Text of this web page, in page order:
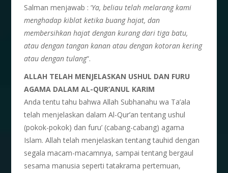
Salman menjawab : ‘Ya, beliau telah melarang kami
menghadap kiblat ketika buang hajat, dan
membersihkan hajat dengan kurang dari tiga batu,
atau dengan tangan kanan atau dengan kotoran kering
atau dengan tulang“.
ALLAH TELAH MENJELASKAN USHUL DAN FURU
AGAMA DALAM AL-QUR’ANUL KARIM
Anda tentu tahu bahwa Allah Subhanahu wa Ta’ala
telah menjelaskan dalam Al-Qur’an tentang ushul
(pokok-pokok) dan furu’ (cabang-cabang) agama
Islam. Allah telah menjelaskan tentang tauhid dengan
segala macam-macamnya, sampai tentang bergaul
sesama manusia seperti tatakrama pertemuan,